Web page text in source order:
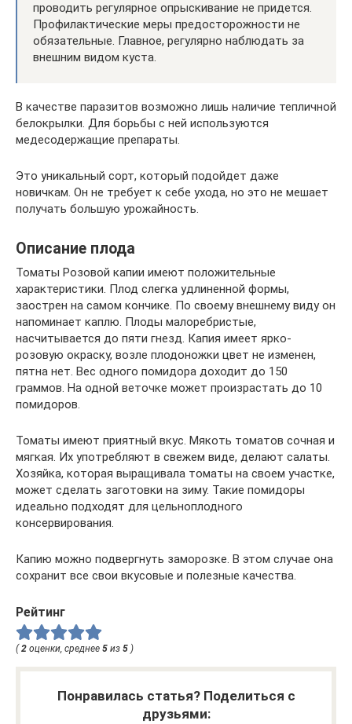
проводить регулярное опрыскивание не придется.
Профилактические меры предосторожности не
обязательные. Главное, регулярно наблюдать за
внешним видом куста.
В качестве паразитов возможно лишь наличие тепличной
белокрылки. Для борьбы с ней используются
медесодержащие препараты.
Это уникальный сорт, который подойдет даже
новичкам. Он не требует к себе ухода, но это не мешает
получать большую урожайность.
Описание плода
Томаты Розовой капии имеют положительные
характеристики. Плод слегка удлиненной формы,
заострен на самом кончике. По своему внешнему виду он
напоминает каплю. Плоды малоребристые,
насчитывается до пяти гнезд. Капия имеет ярко-
розовую окраску, возле плодоножки цвет не изменен,
пятна нет. Вес одного помидора доходит до 150
граммов. На одной веточке может произрастать до 10
помидоров.
Томаты имеют приятный вкус. Мякоть томатов сочная и
мягкая. Их употребляют в свежем виде, делают салаты.
Хозяйка, которая выращивала томаты на своем участке,
может сделать заготовки на зиму. Такие помидоры
идеально подходят для цельноплодного
консервирования.
Капию можно подвергнуть заморозке. В этом случае она
сохранит все свои вкусовые и полезные качества.
Рейтинг
( 2 оценки, среднее 5 из 5 )
Понравилась статья? Поделиться с
друзьями: